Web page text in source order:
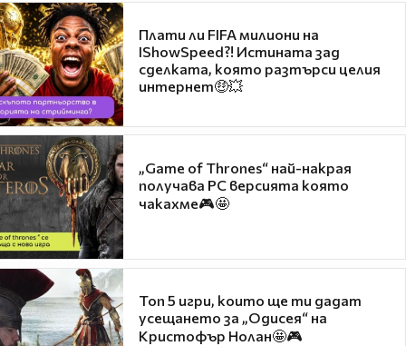
Плати ли FIFA милиони на
IShowSpeed?! Истината зад
сделката, която разтърси целия
интернет🤑💥
„Game of Thrones“ най-накрая
получава PC версията която
чакахме🎮🤩
Топ 5 игри, които ще ти дадат
усещането за „Одисея“ на
Кристофър Нолан🤩🎮